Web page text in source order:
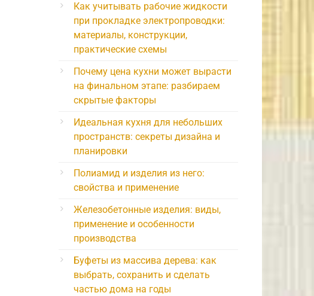
Как учитывать рабочие жидкости
при прокладке электропроводки:
материалы, конструкции,
практические схемы
Почему цена кухни может вырасти
на финальном этапе: разбираем
скрытые факторы
Идеальная кухня для небольших
пространств: секреты дизайна и
планировки
Полиамид и изделия из него:
свойства и применение
Железобетонные изделия: виды,
применение и особенности
производства
Буфеты из массива дерева: как
выбрать, сохранить и сделать
частью дома на годы